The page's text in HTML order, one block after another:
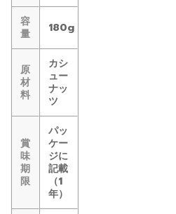
容
量
180g
原
材
料
カシ
ュー
ナッ
ツ
賞
味
期
限
パッ
ケー
ジに
記載
（1
年）